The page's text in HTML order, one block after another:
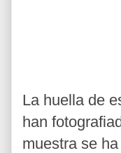
La huella de
han
muestra se